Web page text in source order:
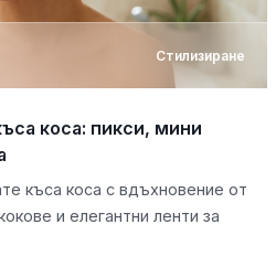
Стилизиране
коса: пикси, мини
къса коса с вдъхновение от
и елегантни ленти за